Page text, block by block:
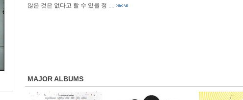
않은 것은 없다고 할 수 있을 정 ....
MAJOR ALBUMS